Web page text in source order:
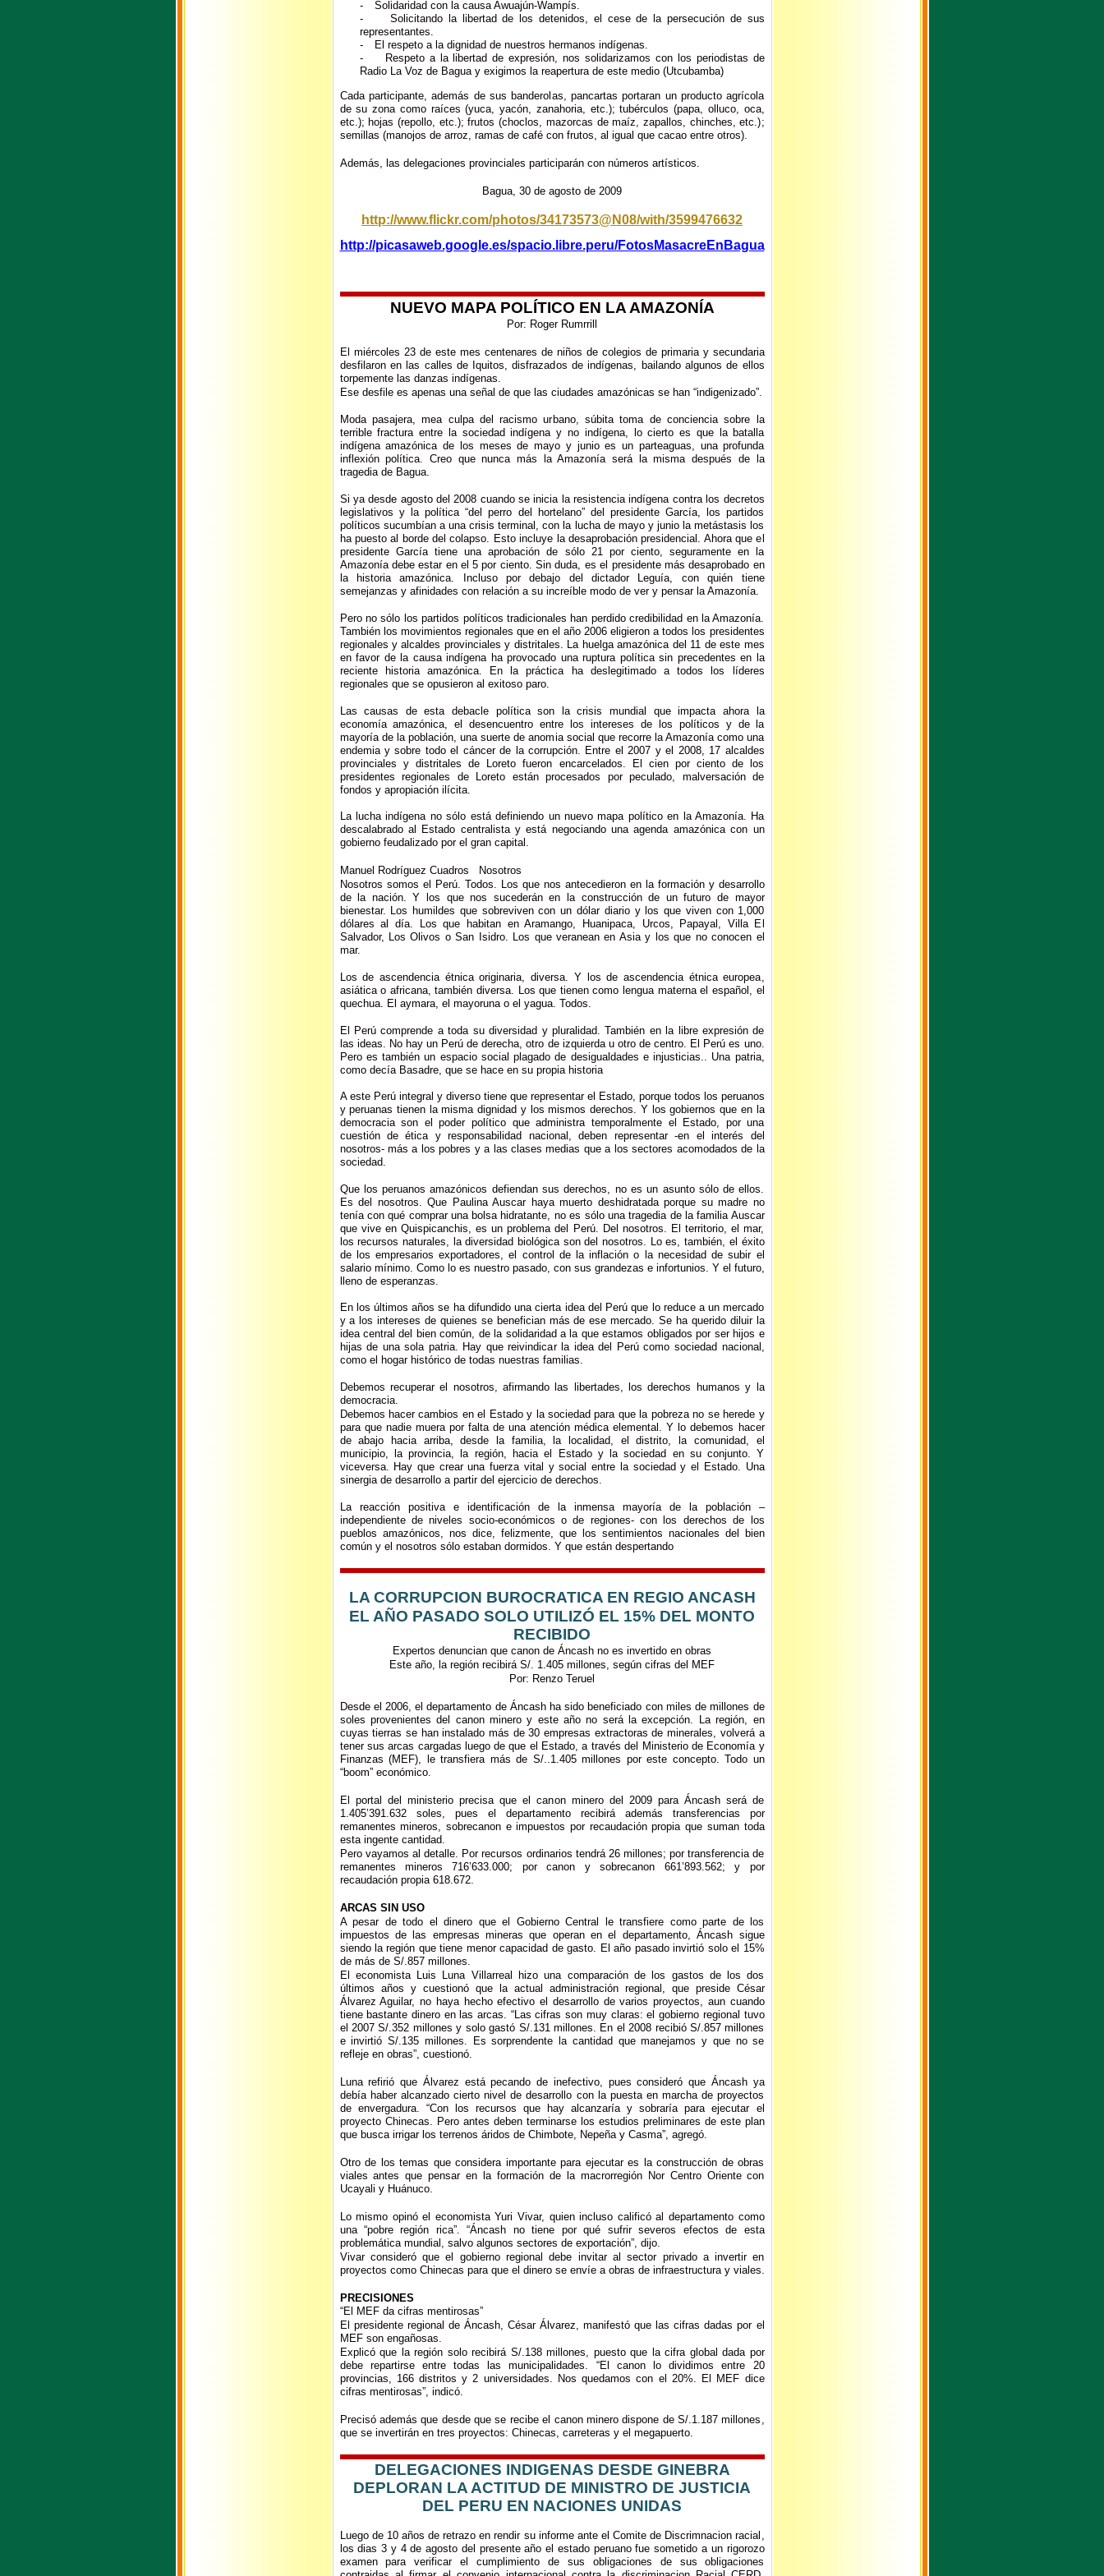
-
Solidaridad con la causa Awuajún-Wampís.
-
Solicitando la libertad de los detenidos, el cese de la persecución de sus
representantes.
-
El respeto a la dignidad de nuestros hermanos indígenas.
-
Respeto a la libertad de expresión, nos solidarizamos con los periodistas de
Radio La Voz de Bagua y exigimos la reapertura de este medio (Utcubamba)
Cada participante, además de sus banderolas, pancartas portaran un producto agrícola
de su zona como raíces (yuca, yacón, zanahoria, etc.); tubérculos (papa, olluco, oca,
etc.); hojas (repollo, etc.); frutos (choclos, mazorcas de maíz, zapallos, chinches, etc.);
semillas (manojos de arroz, ramas de café con frutos, al igual que cacao entre otros).
Además, las delegaciones provinciales participarán con números artísticos.
Bagua, 30 de agosto de 2009
http://www.flickr.com/photos/34173573@N08/with/3599476632
http://picasaweb.google.es/spacio.libre.peru/FotosMasacreEnBagua
NUEVO MAPA POLÍTICO EN LA AMAZONÍA
Por: Roger Rumrrill
El miércoles 23 de este mes centenares de niños de colegios de primaria y secundaria
desfilaron en las calles de Iquitos, disfrazados de indígenas, bailando algunos de ellos
torpemente las danzas indígenas.
Ese desfile es apenas una señal de que las ciudades amazónicas se han “indigenizado”.
Moda pasajera, mea culpa del racismo urbano, súbita toma de conciencia sobre la
terrible fractura entre la sociedad indígena y no indígena, lo cierto es que la batalla
indígena amazónica de los meses de mayo y junio es un parteaguas, una profunda
inflexión política. Creo que nunca más la Amazonía será la misma después de la
tragedia de Bagua.
Si ya desde agosto del 2008 cuando se inicia la resistencia indígena contra los decretos
legislativos y la política “del perro del hortelano” del presidente García, los partidos
políticos sucumbían a una crisis terminal, con la lucha de mayo y junio la metástasis los
ha puesto al borde del colapso. Esto incluye la desaprobación presidencial. Ahora que el
presidente García tiene una aprobación de sólo 21 por ciento, seguramente en la
Amazonía debe estar en el 5 por ciento. Sin duda, es el presidente más desaprobado en
la historia amazónica. Incluso por debajo del dictador Leguía, con quién tiene
semejanzas y afinidades con relación a su increíble modo de ver y pensar la Amazonía.
Pero no sólo los partidos políticos tradicionales han perdido credibilidad en la Amazonía.
También los movimientos regionales que en el año 2006 eligieron a todos los presidentes
regionales y alcaldes provinciales y distritales. La huelga amazónica del 11 de este mes
en favor de la causa indígena ha provocado una ruptura política sin precedentes en la
reciente historia amazónica. En la práctica ha deslegitimado a todos los líderes
regionales que se opusieron al exitoso paro.
Las causas de esta debacle política son la crisis mundial que impacta ahora la
economía amazónica, el desencuentro entre los intereses de los políticos y de la
mayoría de la población, una suerte de anomia social que recorre la Amazonía como una
endemia y sobre todo el cáncer de la corrupción. Entre el 2007 y el 2008, 17 alcaldes
provinciales y distritales de Loreto fueron encarcelados. El cien por ciento de los
presidentes regionales de Loreto están procesados por peculado, malversación de
fondos y apropiación ilícita.
La lucha indígena no sólo está definiendo un nuevo mapa político en la Amazonía. Ha
descalabrado al Estado centralista y está negociando una agenda amazónica con un
gobierno feudalizado por el gran capital.
Manuel Rodríguez Cuadros Nosotros
Nosotros somos el Perú. Todos. Los que nos antecedieron en la formación y desarrollo
de la nación. Y los que nos sucederán en la construcción de un futuro de mayor
bienestar. Los humildes que sobreviven con un dólar diario y los que viven con 1,000
dólares al día. Los que habitan en Aramango, Huanipaca, Urcos, Papayal, Villa El
Salvador, Los Olivos o San Isidro. Los que veranean en Asia y los que no conocen el
mar.
Los de ascendencia étnica originaria, diversa. Y los de ascendencia étnica europea,
asiática o africana, también diversa. Los que tienen como lengua materna el español, el
quechua. El aymara, el mayoruna o el yagua. Todos.
El Perú comprende a toda su diversidad y pluralidad. También en la libre expresión de
las ideas. No hay un Perú de derecha, otro de izquierda u otro de centro. El Perú es uno.
Pero es también un espacio social plagado de desigualdades e injusticias.. Una patria,
como decía Basadre, que se hace en su propia historia
A este Perú integral y diverso tiene que representar el Estado, porque todos los peruanos
y peruanas tienen la misma dignidad y los mismos derechos. Y los gobiernos que en la
democracia son el poder político que administra temporalmente el Estado, por una
cuestión de ética y responsabilidad nacional, deben representar -en el interés del
nosotros- más a los pobres y a las clases medias que a los sectores acomodados de la
sociedad.
Que los peruanos amazónicos defiendan sus derechos, no es un asunto sólo de ellos.
Es del nosotros. Que Paulina Auscar haya muerto deshidratada porque su madre no
tenía con qué comprar una bolsa hidratante, no es sólo una tragedia de la familia Auscar
que vive en Quispicanchis, es un problema del Perú. Del nosotros. El territorio, el mar,
los recursos naturales, la diversidad biológica son del nosotros. Lo es, también, el éxito
de los empresarios exportadores, el control de la inflación o la necesidad de subir el
salario mínimo. Como lo es nuestro pasado, con sus grandezas e infortunios. Y el futuro,
lleno de esperanzas.
En los últimos años se ha difundido una cierta idea del Perú que lo reduce a un mercado
y a los intereses de quienes se benefician más de ese mercado. Se ha querido diluir la
idea central del bien común, de la solidaridad a la que estamos obligados por ser hijos e
hijas de una sola patria. Hay que reivindicar la idea del Perú como sociedad nacional,
como el hogar histórico de todas nuestras familias.
Debemos recuperar el nosotros, afirmando las libertades, los derechos humanos y la
democracia.
Debemos hacer cambios en el Estado y la sociedad para que la pobreza no se herede y
para que nadie muera por falta de una atención médica elemental. Y lo debemos hacer
de abajo hacia arriba, desde la familia, la localidad, el distrito, la comunidad, el
municipio, la provincia, la región, hacia el Estado y la sociedad en su conjunto. Y
viceversa. Hay que crear una fuerza vital y social entre la sociedad y el Estado. Una
sinergia de desarrollo a partir del ejercicio de derechos.
La reacción positiva e identificación de la inmensa mayoría de la población –
independiente de niveles socio-económicos o de regiones- con los derechos de los
pueblos amazónicos, nos dice, felizmente, que los sentimientos nacionales del bien
común y el nosotros sólo estaban dormidos. Y que están despertando
LA CORRUPCION BUROCRATICA EN REGIO ANCASH
EL AÑO PASADO SOLO UTILIZÓ EL 15% DEL MONTO
RECIBIDO
Expertos denuncian que canon de Áncash no es invertido en obras
Este año, la región recibirá S/. 1.405 millones, según cifras del MEF
Por: Renzo Teruel
Desde el 2006, el departamento de Áncash ha sido beneficiado con miles de millones de
soles provenientes del canon minero y este año no será la excepción. La región, en
cuyas tierras se han instalado más de 30 empresas extractoras de minerales, volverá a
tener sus arcas cargadas luego de que el Estado, a través del Ministerio de Economía y
Finanzas (MEF), le transfiera más de S/..1.405 millones por este concepto. Todo un
“boom” económico.
El portal del ministerio precisa que el canon minero del 2009 para Áncash será de
1.405’391.632 soles, pues el departamento recibirá además transferencias por
remanentes mineros, sobrecanon e impuestos por recaudación propia que suman toda
esta ingente cantidad.
Pero vayamos al detalle. Por recursos ordinarios tendrá 26 millones; por transferencia de
remanentes mineros 716’633.000; por canon y sobrecanon 661’893.562; y por
recaudación propia 618.672.
ARCAS SIN USO
A pesar de todo el dinero que el Gobierno Central le transfiere como parte de los
impuestos de las empresas mineras que operan en el departamento, Áncash sigue
siendo la región que tiene menor capacidad de gasto. El año pasado invirtió solo el 15%
de más de S/.857 millones.
El economista Luis Luna Villarreal hizo una comparación de los gastos de los dos
últimos años y cuestionó que la actual administración regional, que preside César
Álvarez Aguilar, no haya hecho efectivo el desarrollo de varios proyectos, aun cuando
tiene bastante dinero en las arcas. “Las cifras son muy claras: el gobierno regional tuvo
el 2007 S/.352 millones y solo gastó S/.131 millones. En el 2008 recibió S/.857 millones
e invirtió S/.135 millones. Es sorprendente la cantidad que manejamos y que no se
refleje en obras”, cuestionó.
Luna refirió que Álvarez está pecando de inefectivo, pues consideró que Áncash ya
debía haber alcanzado cierto nivel de desarrollo con la puesta en marcha de proyectos
de envergadura. “Con los recursos que hay alcanzaría y sobraría para ejecutar el
proyecto Chinecas. Pero antes deben terminarse los estudios preliminares de este plan
que busca irrigar los terrenos áridos de Chimbote, Nepeña y Casma”, agregó.
Otro de los temas que considera importante para ejecutar es la construcción de obras
viales antes que pensar en la formación de la macrorregión Nor Centro Oriente con
Ucayali y Huánuco.
Lo mismo opinó el economista Yuri Vivar, quien incluso calificó al departamento como
una “pobre región rica”. “Áncash no tiene por qué sufrir severos efectos de esta
problemática mundial, salvo algunos sectores de exportación”, dijo.
Vivar consideró que el gobierno regional debe invitar al sector privado a invertir en
proyectos como Chinecas para que el dinero se envíe a obras de infraestructura y viales.
PRECISIONES
“El MEF da cifras mentirosas”
El presidente regional de Áncash, César Álvarez, manifestó que las cifras dadas por el
MEF son engañosas.
Explicó que la región solo recibirá S/.138 millones, puesto que la cifra global dada por
debe repartirse entre todas las municipalidades. “El canon lo dividimos entre 20
provincias, 166 distritos y 2 universidades. Nos quedamos con el 20%. El MEF dice
cifras mentirosas”, indicó.
Precisó además que desde que se recibe el canon minero dispone de S/.1.187 millones,
que se invertirán en tres proyectos: Chinecas, carreteras y el megapuerto.
DELEGACIONES INDIGENAS DESDE GINEBRA
DEPLORAN LA ACTITUD DE MINISTRO DE JUSTICIA
DEL PERU EN NACIONES UNIDAS
Luego de 10 años de retrazo en rendir su informe ante el Comite de Discrimnacion racial,
los dias 3 y 4 de agosto del presente año el estado peruano fue sometido a un rigorozo
examen para verificar el cumplimiento de sus obligaciones de sus obligaciones